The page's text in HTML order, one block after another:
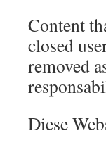
Content
closed
removed
Diese